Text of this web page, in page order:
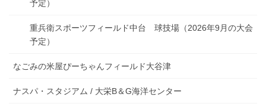
予定）
重兵衛スポーツフィールド中台 球技場（2026年9月の大会
予定）
なごみの米屋ぴーちゃんフィールド大谷津
ナスパ・スタジアム / 大栄B＆G海洋センター